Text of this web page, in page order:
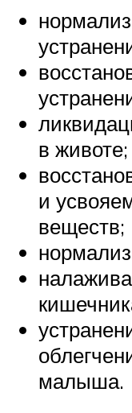
в животе;
и
веществ;
малыша.